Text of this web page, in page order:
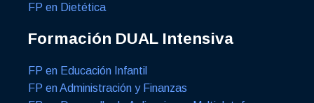
FP en Dietética
Formación DUAL Intensiva
FP en Educación Infantil
FP en Administración y Finanzas